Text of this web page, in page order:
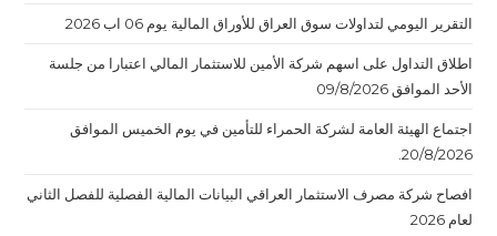
التقرير اليومي لتداولات سوق العراق للأوراق المالية يوم 06 اب 2026
اطلاق التداول على اسهم شركة الأمين للاستثمار المالي اعتبارا من جلسة
الأحد الموافق 09/8/2026
اجتماع الهيئة العامة لشركة الحمراء للتأمين في يوم الخميس الموافق
20/8/2026.
افصاح شركة مصرف الاستثمار العراقي البيانات المالية الفصلية للفصل الثاني
لعام 2026